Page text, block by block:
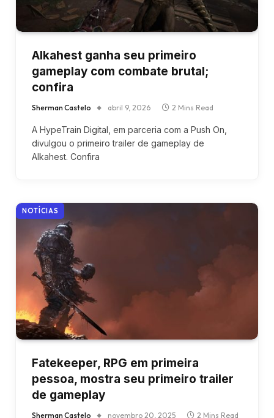
Alkahest ganha seu primeiro
gameplay com combate brutal;
confira
Sherman Castelo abril 9, 2026 2 Mins Read
A HypeTrain Digital, em parceria com a Push On,
divulgou o primeiro trailer de gameplay de
Alkahest. Confira
NOTÍCIAS
Fatekeeper, RPG em primeira
pessoa, mostra seu primeiro trailer
de gameplay
Sherman Castelo novembro 20, 2025 2 Mins Read